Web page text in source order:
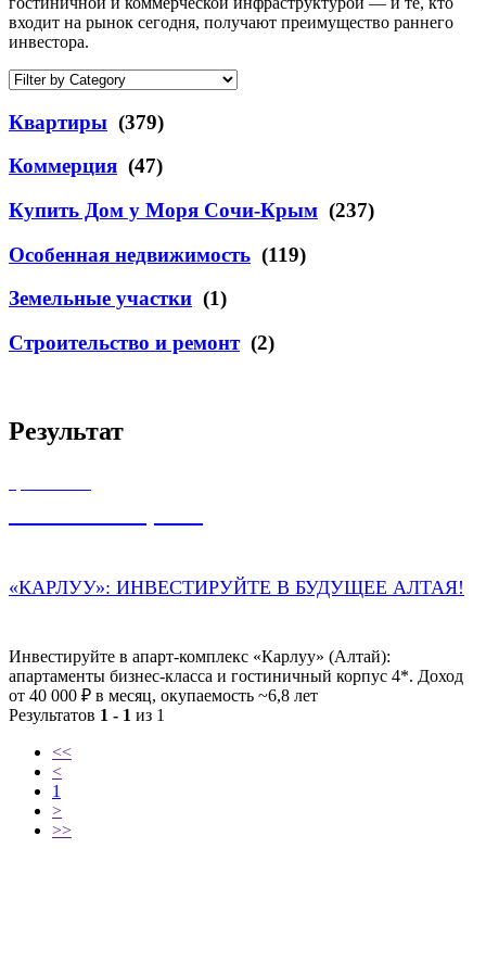
входит на рынок сегодня, получают преимущество раннего
инвестора.
Квартиры (379)
Коммерция (47)
Купить Дом у Моря Сочи-Крым (237)
Особенная недвижимость (119)
Земельные участки (1)
Строительство и ремонт(2)
Результат
«КАРЛУУ»: ИНВЕСТИРУЙТЕ В БУДУЩЕЕ АЛТАЯ!
Инвестируйте в апарт-комплекс «Карлуу» (Алтай):
апартаменты бизнес-класса и гостиничный корпус 4*. Доход
от 40 000 ₽ в месяц, окупаемость ~6,8 лет
Результатов 1 - 1 из 1
<<
<
1
>
>>